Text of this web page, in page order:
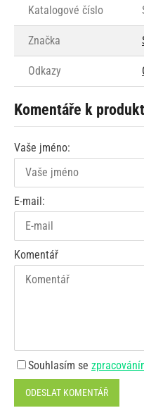
Katalogové číslo
Značka
Odkazy
Komentáře k
Vaše jméno:
E-mail:
Komentář
Souhlasím se
ODESLAT KOMENTÁŘ